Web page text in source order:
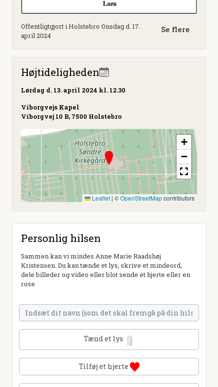
Offentligtgjort i Holstebro Onsdag d. 17.
april 2024
Se flere
Højtideligheden
Lørdag d. 13. april 2024 kl. 12.30
Viborgvejs Kapel
Viborgvej 10 B, 7500 Holstebro
+
−
Leaflet | ©OpenStreetMapcontributors
Personlig hilsen
Sammen kan vi mindes Anne Marie Raadshøj
Kristensen. Du kan tænde et lys, skrive et mindeord,
dele billeder og video eller blot sende et hjerte eller en
rose
Tænd et lys
Tilføj et hjerte